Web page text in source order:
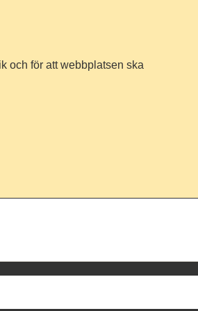
och för att webbplatsen ska